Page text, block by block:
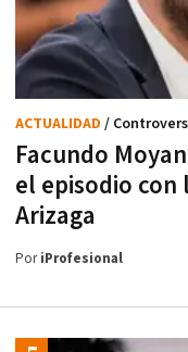
Facundo
el episodio con
Arizaga
ACTUALIDAD /
PoriProfesional